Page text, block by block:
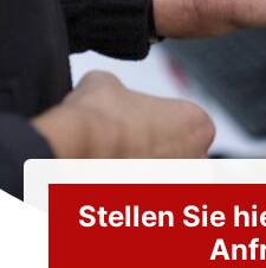
Stellen Sie